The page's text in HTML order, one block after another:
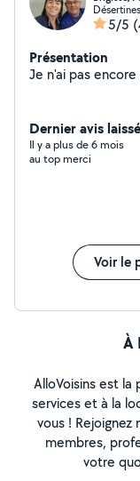
5/5
Présentation
Dernier avis
Il y a plus de 6 mois
au top merci
Voir le
À
AlloVoisins est
services et à la
vous !
membres,
votre